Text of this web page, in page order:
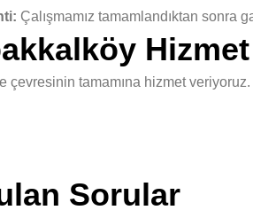
Çalışmamız tamamlandıktan sonra
çevresinin tamamına hizmet
Sorular